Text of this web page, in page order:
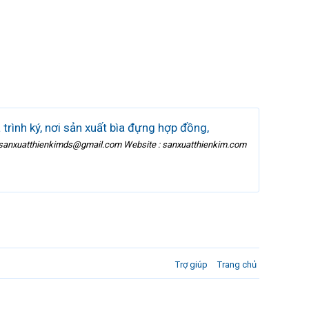
ký, nơi sản xuất bìa đựng hợp đồng,
Website : sanxuatthienkim.com
Trợ giúp Trang chủ